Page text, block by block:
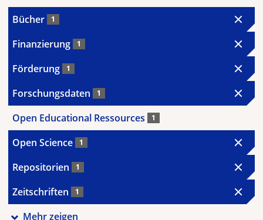
Bücher 1
Finanzierung 1
Förderung 1
Forschungsdaten 1
Open Educational Ressources 1
Open Science 1
Repositorien 1
Zeitschriften 1
Mehr zeigen